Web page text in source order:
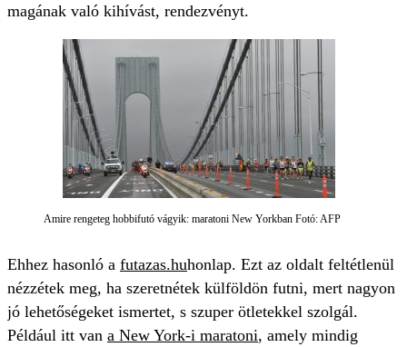
magának való kihívást, rendezvényt.
Amire rengeteg hobbifutó vágyik: maratoni New Yorkban Fotó: AFP
Ehhez hasonló a futazas.huhonlap. Ezt az oldalt feltétlenül
nézzétek meg, ha szeretnétek külföldön futni, mert nagyon
jó lehetőségeket ismertet, s szuper ötletekkel szolgál.
Például itt van a New York-i maratoni, amely mindig